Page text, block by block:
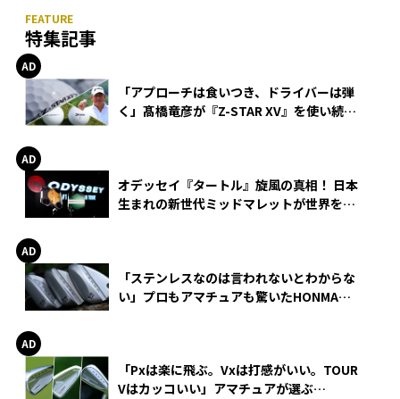
特集記事
「アプローチは食いつき、ドライバーは弾
く」髙橋竜彦が『Z-STAR XV』を使い続け
オデッセイ『タートル』旋風の真相！ 日本
生まれの新世代ミッドマレットが世界を席
「ステンレスなのは言われないとわからな
い」プロもアマチュアも驚いたHONMA
「Pxは楽に飛ぶ。Vxは打感がいい。TOUR
Vはカッコいい」アマチュアが選ぶ